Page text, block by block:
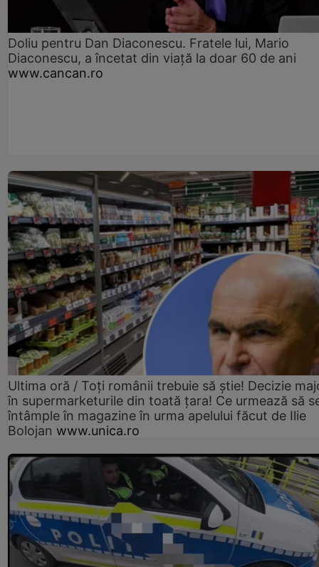
Doliu pentru Dan Diaconescu. Fratele lui, Mario
Diaconescu, a încetat din viață la doar 60 de ani
www.cancan.ro
Ultima oră / Toți românii trebuie să știe! Decizie
în supermarketurile din toată țara! Ce urmează să
întâmple în magazine în urma apelului făcut de Ilie
Bolojan www.unica.ro